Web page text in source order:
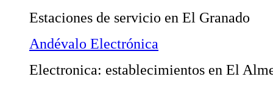
Estaciones de servicio en El Granado
Andévalo Electrónica
Electronica: establecimientos en El